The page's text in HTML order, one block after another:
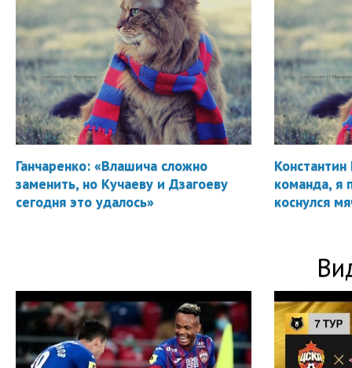
Ганчаренко: «Влашича сложно
заменить, но Кучаеву и Дзагоеву
сегодня это удалось»
Константин
команда, я
коснулся